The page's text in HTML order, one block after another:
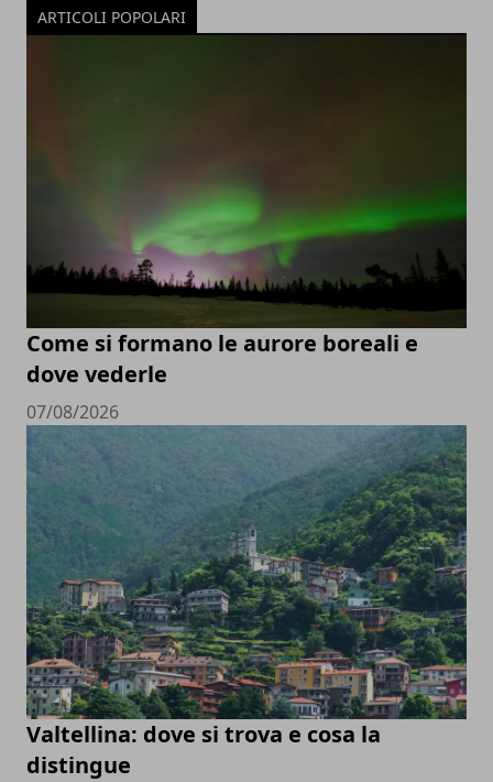
ARTICOLI POPOLARI
Come si formano le aurore boreali e
dove vederle
07/08/2026
Valtellina: dove si trova e cosa la
distingue